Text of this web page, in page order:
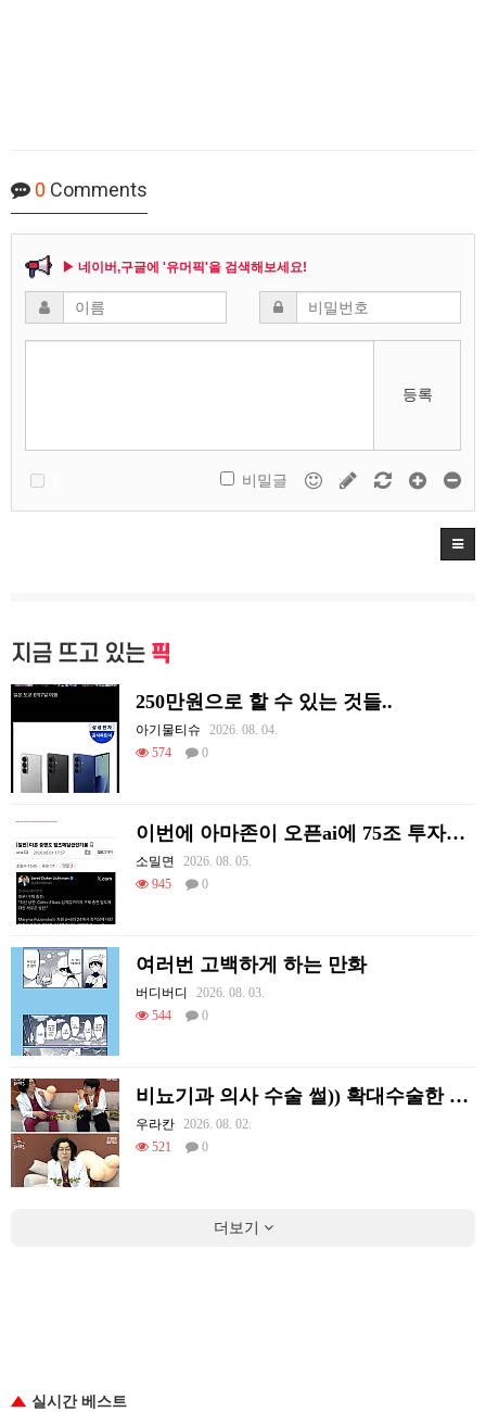
0 Comments
▶ 네이버,구글에 '유머픽'을 검색해보세요!
등록
비밀글
지금 뜨고 있는 픽
250만원으로 할 수 있는 것들..
아기물티슈
2026. 08. 04.
574
0
이번에 아마존이 오픈ai에 75조 투자한 이유
소밀면
2026. 08. 05.
945
0
여러번 고백하게 하는 만화
버디버디
2026. 08. 03.
544
0
비뇨기과 의사 수술 썰)) 확대수술한 여러 셀럽들
우라칸 2026. 08. 02.
521
0
더보기
실시간 베스트